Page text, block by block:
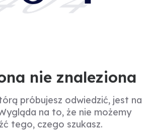
nie znaleziona
próbujesz odwiedzić, jest na
na to, że nie możemy
tego, czego szukasz.